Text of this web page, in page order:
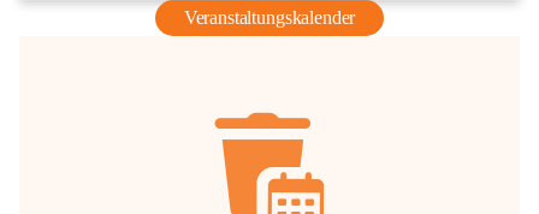
Veranstaltungskalender